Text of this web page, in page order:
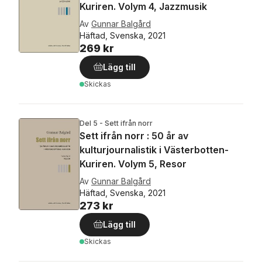
Kuriren. Volym 4, Jazzmusik
Av Gunnar Balgård
Häftad, Svenska, 2021
269 kr
Lägg till
Skickas
Del 5 - Sett ifrån norr
Sett ifrån norr : 50 år av
kulturjournalistik i Västerbotten-
Kuriren. Volym 5, Resor
Av Gunnar Balgård
Häftad, Svenska, 2021
273 kr
Lägg till
Skickas